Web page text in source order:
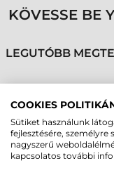
KÖVESSE BE
LEGUTÓBB
HONEYWELL
COOKIES
Sütiket használunk
fejlesztésére,
nagyszerű
kapcsolatos további